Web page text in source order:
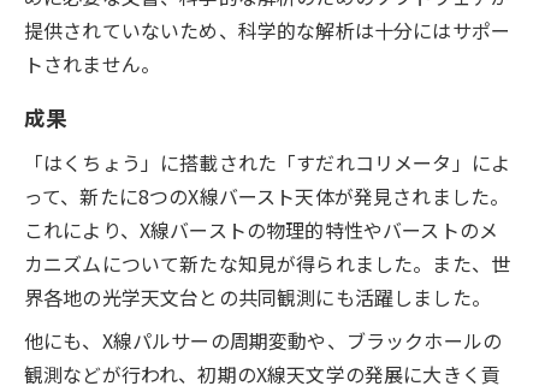
提供されていないため、科学的な解析は十分にはサポー
トされません。
成果
「はくちょう」に搭載された「すだれコリメータ」によ
って、新たに8つのX線バースト天体が発見されました。
これにより、X線バーストの物理的特性やバーストのメ
カニズムについて新たな知見が得られました。また、世
界各地の光学天文台との共同観測にも活躍しました。
他にも、X線パルサーの周期変動や、ブラックホールの
観測などが行われ、初期のX線天文学の発展に大きく貢